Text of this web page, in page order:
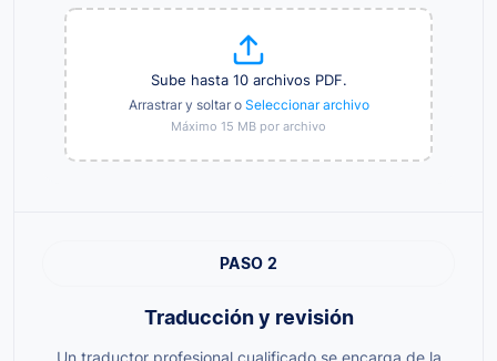
Sube hasta 10 archivos PDF.
Arrastrar y soltar o Seleccionar archivo
Máximo 15 MB por archivo
PASO 2
Traducción y revisión